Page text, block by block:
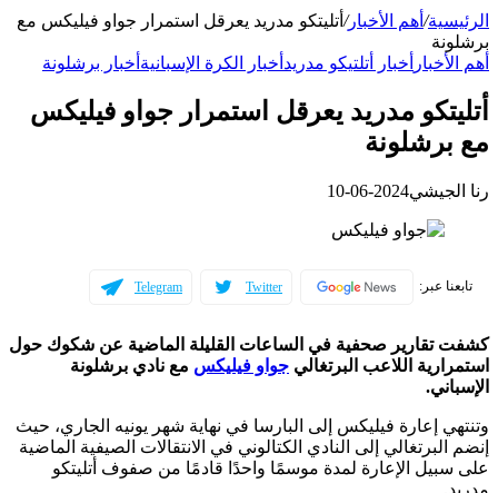
/أهم الأخبار/ أتليتكو مدريد يعرقل استمرار جواو فيليكس مع
أخبار أتلتيكو مدريدأخبار الكرة الإسبانية أخبار برشلونة
مدريد يعرقل استمرار جواو فيليكس
2024-06-10
Twitter
Telegram
صحفية في الساعات القليلة الماضية عن شكوك حول
اللاعب البرتغاليجواو فيليكسمع نادي برشلونة
إعارة فيليكس إلى البارسا في نهاية شهر يونيه الجاري، حيث
إلى النادي الكتالوني في الانتقالات الصيفية الماضية
الإعارة لمدة موسمًا واحدًا قادمًا من صفوف أتليتكو